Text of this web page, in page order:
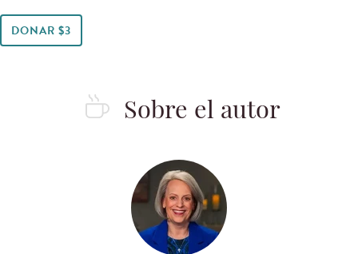
DONAR $3
Sobre el autor